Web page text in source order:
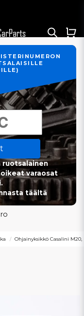
ruotsalainen
varaosat
täältä
Ohjainyksikkö Casalini M20,